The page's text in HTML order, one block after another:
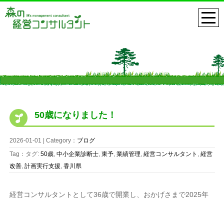
50歳になりました！
2026-01-01 | Category： ブログ
Tag：タグ: 50歳, 中小企業診断士, 東予, 業績管理, 経営コンサルタント , 経営
改善, 計画実行支援, 香川県
経営コンサルタントとして36歳で開業し、おかげさまで2025年